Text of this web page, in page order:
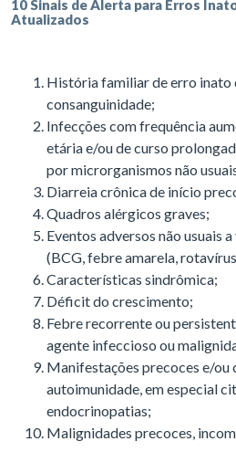
10 Sinais de Alerta para Erros
Atualizados
História familiar de erro inato
consanguinidade;
Infecções com frequência
etária e/ou de curso
por microrganismos não
Diarreia crônica de início
Quadros alérgicos graves;
Eventos adversos não usuais
(BCG, febre amarela,
Características sindrômica;
Déficit do crescimento;
Febre recorrente ou
agente infeccioso ou
Manifestações precoces e/ou
autoimunidade, em especial
endocrinopatias;
Malignidades precoces,